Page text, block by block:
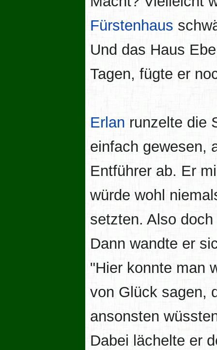
Fürstenhaus
Und das Haus
Tagen, fügte er
Erlan runzelte die
einfach gewesen,
Entführer ab. Er
würde wohl
setzten. Also doch
Dann wandte er
"Hier konnte man
von Glück sagen,
ansonsten
Dabei lächelte er